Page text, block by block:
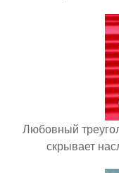
Любовный
скрывает